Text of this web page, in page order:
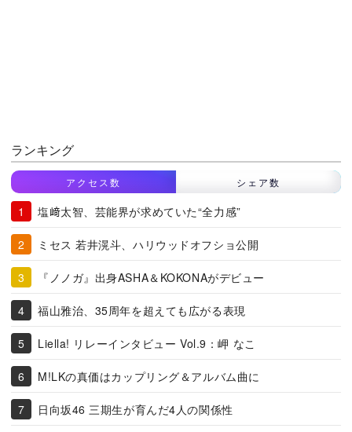
ランキング
アクセス数 シェア数
塩﨑太智、芸能界が求めていた“全力感”
ミセス 若井滉斗、ハリウッドオフショ公開
『ノノガ』出身ASHA＆KOKONAがデビュー
福山雅治、35周年を超えても広がる表現
Liella! リレーインタビュー Vol.9：岬 なこ
M!LKの真価はカップリング＆アルバム曲に
日向坂46 三期生が育んだ4人の関係性